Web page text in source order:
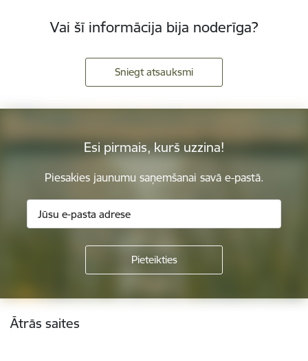
Vai šī informācija bija noderīga?
Sniegt atsauksmi
Esi pirmais, kurš uzzina!
Piesakies jaunumu saņemšanai savā e-pastā.
Kājene
Ātrās saites